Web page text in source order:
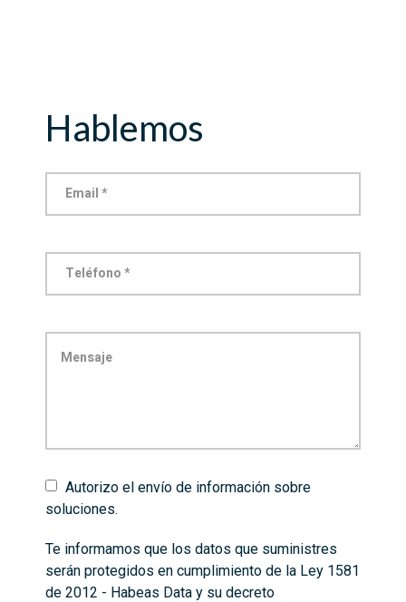
Hablemos
Autorizo el envío de información sobre
soluciones.
Te informamos que los datos que suministres
serán protegidos en cumplimiento de la Ley 1581
de 2012 - Habeas Data y su decreto